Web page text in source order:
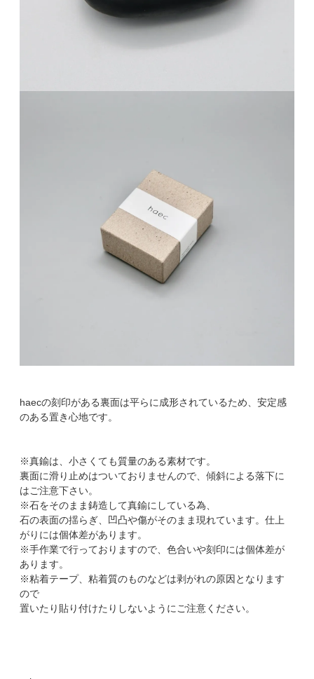
haecの刻印がある裏面は平らに成形されているため、安定感
のある置き心地です。
※真鍮は、小さくても質量のある素材です。
裏面に滑り止めはついておりませんので、傾斜による落下に
はご注意下さい。
※石をそのまま鋳造して真鍮にしている為、
石の表面の揺らぎ、凹凸や傷がそのまま現れています。仕上
がりには個体差があります。
※手作業で行っておりますので、色合いや刻印には個体差が
あります。
※粘着テープ、粘着質のものなどは剥がれの原因となります
ので
置いたり貼り付けたりしないようにご注意ください。